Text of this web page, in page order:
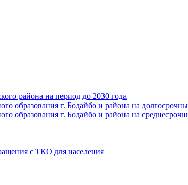
района на период до 2030 года
образования г. Бодайбо и района на
образования г. Бодайбо и района на
с ТКО для населения